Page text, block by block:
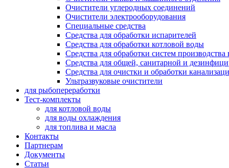
Очистители углеродных соединений
Очистители электрооборудования
Специальные средства
Средства для обработки испарителей
Средства для обработки котловой воды
Средства для обработки систем
Средства для общей, санитарной и
Средства для очистки и обработки
Ультразвуковые очистители
для рыбопереработки
Тест-комплекты
для котловой воды
для воды охлаждения
для топлива и масла
Контакты
Партнерам
Документы
Статьи